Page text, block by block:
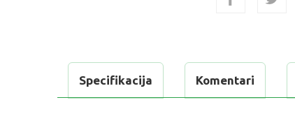
Specifikacija Komentari